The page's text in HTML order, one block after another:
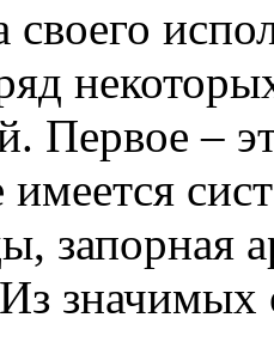
своего
Первое –
запорная
значимых